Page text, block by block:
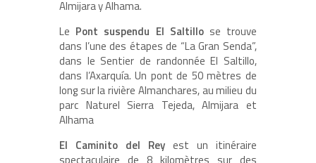
Almijara y Alhama.
Le Pont suspendu El Saltillose trouve
dans l’une des étapes de “La Gran Senda”,
dans le Sentier de randonnée El Saltillo,
dans l’Axarquía. Un pont de 50 mètres de
long sur la rivière Almanchares, au milieu du
parc Naturel Sierra Tejeda, Almijara et
Alhama
El Caminito del Rey est un itinéraire
spectaculaire de 8 kilomètres sur des